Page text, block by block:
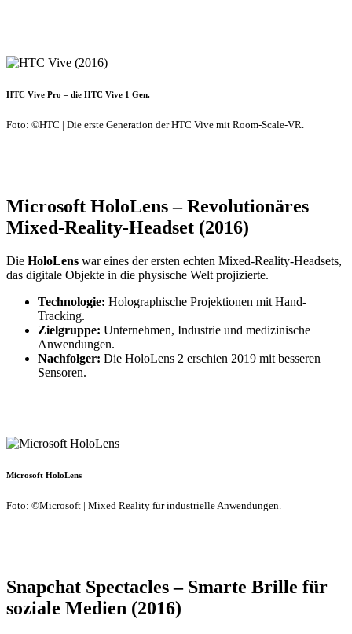
HTC Vive Pro – die HTC Vive 1 Gen.
Foto: ©HTC | Die erste Generation der HTC Vive mit Room-Scale-VR.
Microsoft HoloLens – Revolutionäres
Mixed-Reality-Headset (2016)
Die HoloLens war eines der ersten echten Mixed-Reality-Headsets,
das digitale Objekte in die physische Welt projizierte.
Technologie: Holographische Projektionen mit Hand-
Tracking.
Zielgruppe: Unternehmen, Industrie und medizinische
Anwendungen.
Nachfolger: Die HoloLens 2 erschien 2019 mit besseren
Sensoren.
Microsoft HoloLens
Foto: ©Microsoft | Mixed Reality für industrielle Anwendungen.
Snapchat Spectacles – Smarte Brille für
soziale Medien (2016)